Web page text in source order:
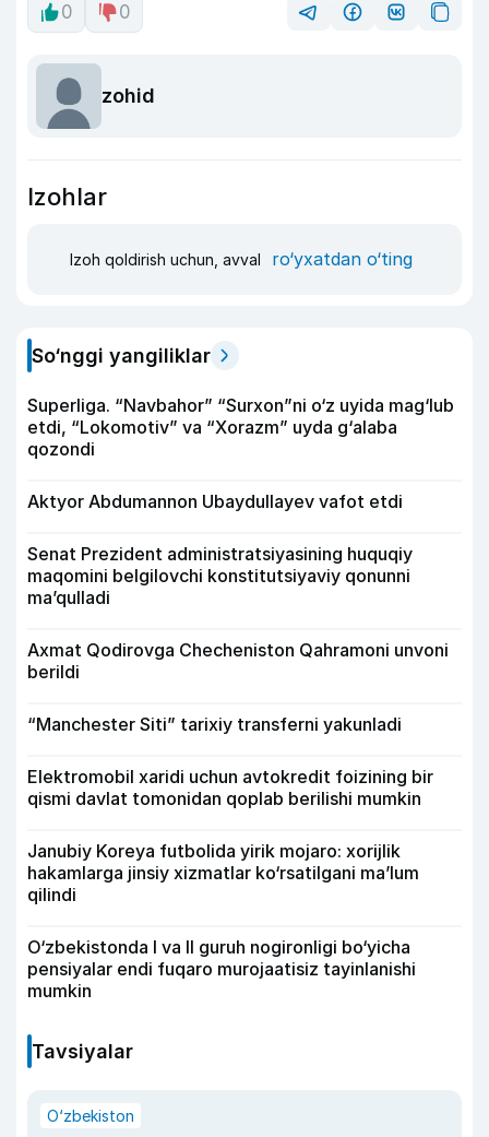
0 0
zohid
Izohlar
Izoh qoldirish uchun, avval ro‘yxatdan o‘ting
So‘nggi yangiliklar
Superliga. “Navbahor” “Surxon”ni o‘z uyida mag‘lub
etdi, “Lokomotiv” va “Xorazm” uyda g‘alaba
qozondi
Aktyor Abdu­mannon Ubaydullayev vafot etdi
Senat Prezident administratsiyasining huquqiy
maqomini belgilovchi konstitutsiyaviy qonunni
ma’qulladi
Axmat Qodirovga Checheniston Qahramoni unvoni
berildi
“Manchester Siti” tarixiy transferni yakunladi
Elektromobil xaridi uchun avtokredit foizining bir
qismi davlat tomonidan qoplab berilishi mumkin
Janubiy Koreya futbolida yirik mojaro: xorijlik
hakamlarga jinsiy xizmatlar ko‘rsatilgani ma’lum
qilindi
O‘zbekistonda I va II guruh nogironligi bo‘yicha
pensiyalar endi fuqaro murojaatisiz tayinlanishi
mumkin
Tavsiyalar
O‘zbekiston